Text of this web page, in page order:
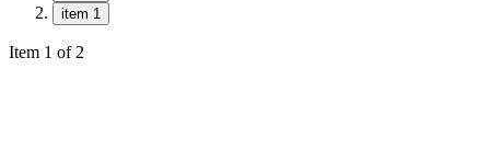
item 1
Item 1 of 2